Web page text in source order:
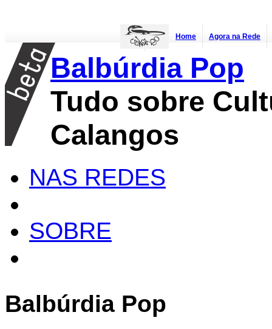
Home Agora na Rede
Balbúrdia Pop
Tudo sobre
Calangos
NAS REDES
SOBRE
Balbúrdia Pop